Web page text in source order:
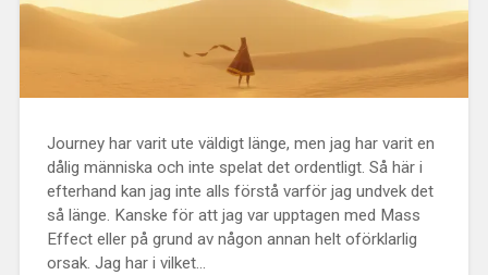
Journey har varit ute väldigt länge, men jag har varit en
dålig människa och inte spelat det ordentligt. Så här i
efterhand kan jag inte alls förstå varför jag undvek det
så länge. Kanske för att jag var upptagen med Mass
Effect eller på grund av någon annan helt oförklarlig
orsak. Jag har i vilket...